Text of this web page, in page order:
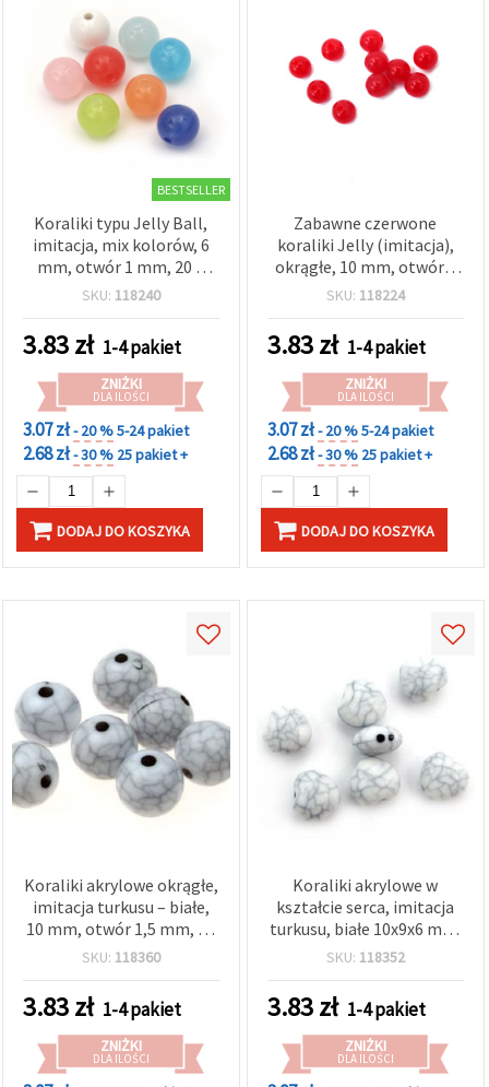
BESTSELLER
Koraliki typu Jelly Ball,
imitacja, mix kolorów, 6
mm, otwór 1 mm, 20 g
(~160 szt.)
SKU: 118240
3.83zł 1-4 pakiet
ZNIŻKI
DLA ILOŚCI
3.07 zł- 20 %5-24 pakiet
2.68 zł- 30 % 25 pakiet +
DODAJ DO KOSZYKA
Zabawne czerwone
koraliki Jelly (imitacja),
okrągłe, 10 mm, otwór 2
mm, 20 g (~40 szt.) –
rękodzieła
SKU: 118224
3.83zł 1-4 pakiet
ZNIŻKI
DLA ILOŚCI
3.07 zł- 20 %5-24 pakiet
2.68 zł- 30 % 25 pakiet +
DODAJ DO KOSZYKA
Koraliki akrylowe okrągłe,
imitacja turkusu – białe,
10 mm, otwór 1,5 mm, 20
g (~35 szt.) • dekoracyjne
bransoletek i naszyjników
SKU: 118360
3.83zł 1-4 pakiet
ZNIŻKI
DLA ILOŚCI
Koraliki akrylowe w
kształcie serca, imitacja
turkusu, białe 10x9x6 mm,
otwór 1,2 mm – 20 g (~55
SKU: 118352
3.83zł 1-4 pakiet
ZNIŻKI
DLA ILOŚCI